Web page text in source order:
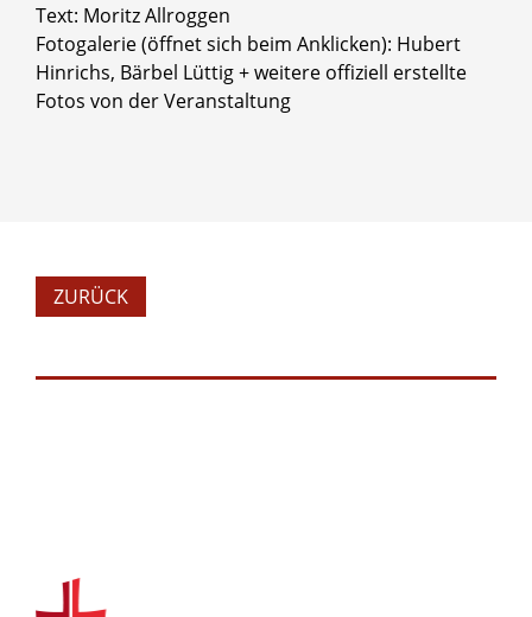
Text: Moritz Allroggen
Fotogalerie (öffnet sich beim Anklicken): Hubert
Hinrichs, Bärbel Lüttig + weitere offiziell erstellte
Fotos von der Veranstaltung
ZURÜCK